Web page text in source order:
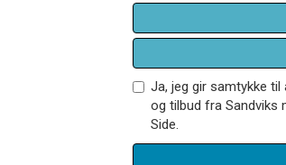
Ja, jeg gir samtykke
og tilbud fra Sandviks
Side.